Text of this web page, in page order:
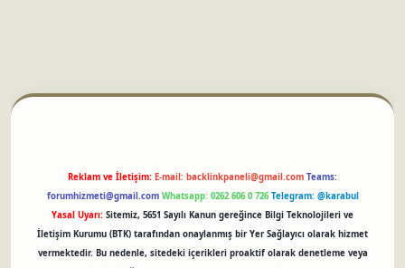
Reklam ve İletişim: E-mail: backlinkpaneli@gmail.com Teams:
forumhizmeti@gmail.com Whatsapp: 0262 606 0 726 Telegram: @karabul
Yasal Uyarı: Sitemiz, 5651 Sayılı Kanun gereğince Bilgi Teknolojileri ve
İletişim Kurumu (BTK) tarafından onaylanmış bir Yer Sağlayıcı olarak hizmet
vermektedir. Bu nedenle, sitedeki içerikleri proaktif olarak denetleme veya